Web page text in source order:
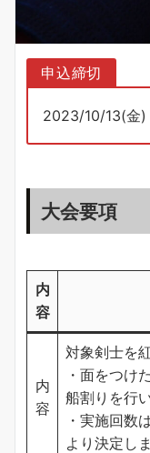
申込締切
2023/10/13(金)
大会要項
内
容
内
容
対象剣士を
・面をつけ
船割りを行
・実施回数
より決定しま